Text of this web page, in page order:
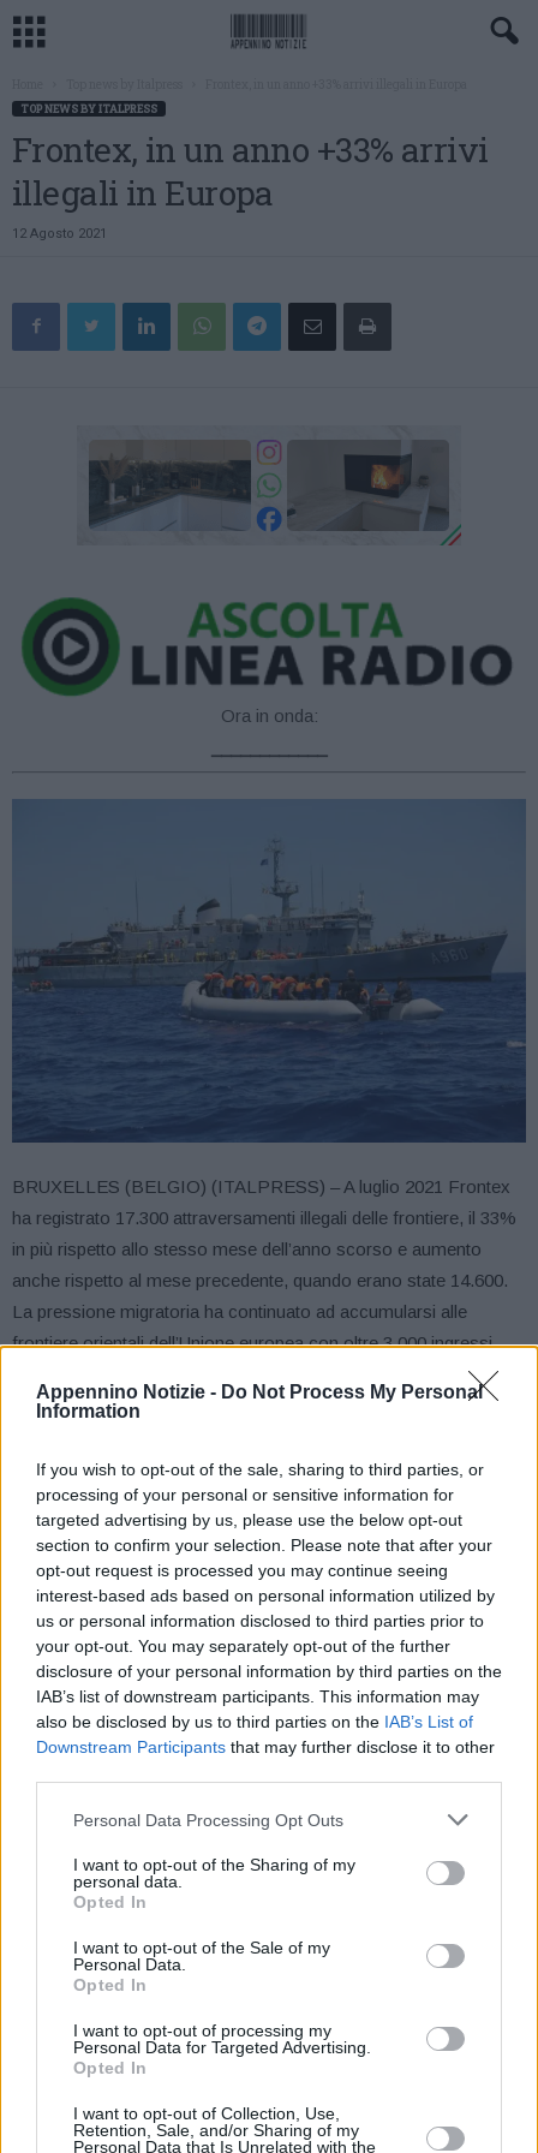
Appennino Notizie - Do Not Process My Personal
Information
If you wish to opt-out of the sale, sharing to third parties, or
processing of your personal or sensitive information for
targeted advertising by us, please use the below opt-out
section to confirm your selection. Please note that after your
opt-out request is processed you may continue seeing
interest-based ads based on personal information utilized by
us or personal information disclosed to third parties prior to
your opt-out. You may separately opt-out of the further
disclosure of your personal information by third parties on the
IAB’s list of downstream participants. This information may
also be disclosed by us to third parties on the IAB’s List of
Downstream Participants that may further disclose it to other
Personal Data Processing Opt Outs
I want to opt-out of the Sharing of my
personal data.
Opted In
I want to opt-out of the Sale of my
Personal Data.
Opted In
I want to opt-out of processing my
Personal Data for Targeted Advertising.
Opted In
I want to opt-out of Collection, Use,
Retention, Sale, and/or Sharing of my
Personal Data that Is Unrelated with the
TOP NEWS BY ITALPRESS
Frontex, in un anno +33% arrivi
illegali in Europa
12 Agosto 2021
Ora in onda:
BRUXELLES (BELGIO) (ITALPRESS) – A luglio 2021 Frontex
ha registrato 17.300 attraversamenti illegali delle frontiere, il 33%
in più rispetto allo stesso mese dell’anno scorso e aumento
anche rispetto al mese precedente, quando erano state 14.600.
La pressione migratoria ha continuato ad accumularsi alle
frontiere orientali dell’Unione europea con oltre 3.000 ingressi
illegali dalla Bielorussia registrati al confine con la Lituania a
luglio.
elevata di attraversamenti illegali delle frontiere a luglio, seguita
dalla rotta dei Balcani occidentali.
A luglio, sulla rotta del Mediterraneo centrale verso l’Europa sono
stati registrati 7.600 attraversamenti illegali delle frontiere, più o
meno in linea con lo stesso mese dell’anno scorso. Questo
porta il totale per quest’anno a 30.800, un aumento del 96%
rispetto allo scorso anno.
Sulla rotta marittima verso la Spagna, Frontex ha registrato 1380
rilevamenti, un calo del 32% rispetto a luglio 2020. Finora
quest’anno sono stati rilevati 7.040 attraversamenti illegali delle
frontiere su questa rotta, più o meno in linea con la tendenza
dell’anno scorso (6.500).
questa rotta, seguiti dai marocchini.
A luglio sono stati rilevati quasi 400 attraversamenti illegali sulla
scorso. In totale, ci sono stati 7.350 rilevamenti quest’anno, il
130% in più rispetto allo scorso anno. La maggior parte dei
cittadini continua a provenire dai paesi subsahariani.
La rotta dei Balcani occidentali ha visto 3.600 rilevamenti a luglio,
attraversamenti illegali delle frontiere quest’anno è aumentato del